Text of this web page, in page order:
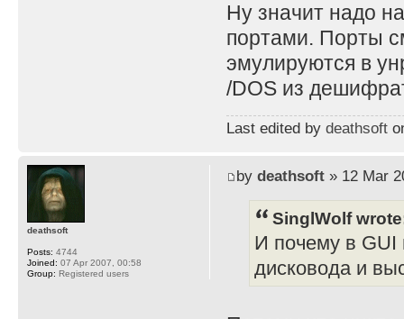
Ну значит надо
портами. Порты
эмулируются в
/DOS из
Last edited by deathsoft
by deathsoft» 12 Mar
SinglWolf
И почему в GUI
дисковода и
deathsoft
Posts: 4744
Joined: 07 Apr 2007, 00:58
Group: Registered users